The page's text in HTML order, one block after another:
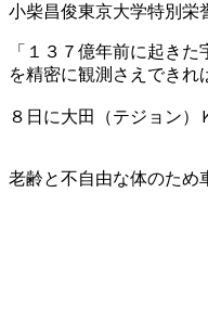
小柴昌俊東京大学特別栄
「１３７億年前に起き
を精密に観測さえできれ
８日に大田（テジョン）
老齢と不自由な体のため